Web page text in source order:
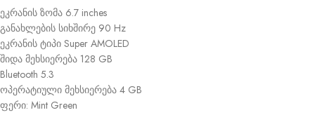
ეკრანის ზომა 6.7 inches
განახლების სიხშირე 90 Hz
ეკრანის ტიპი Super AMOLED
შიდა მეხსიერება 128 GB
Bluetooth 5.3
ოპერატიული მეხსიერება 4 GB
ფერი: Mint Green